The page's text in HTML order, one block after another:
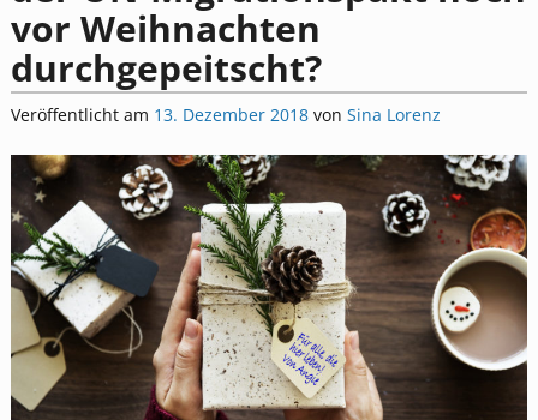
vor Weihnachten
durchgepeitscht?
Veröffentlicht am 13. Dezember 2018 von Sina Lorenz